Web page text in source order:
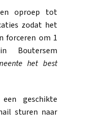
oproep tot
zodat het
forceren om 1
Boutersem
het best
geschikte
sturen naar